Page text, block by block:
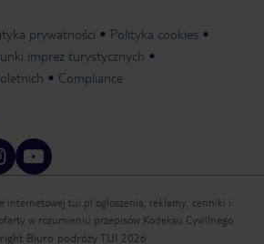
prywatności
Polityka cookies
imprez turystycznych
Compliance
internetowej tui.pl ogłoszenia, reklamy, cenniki i
w rozumieniu przepisów Kodeksu Cywilnego.
Biuro podróży TUI 2026